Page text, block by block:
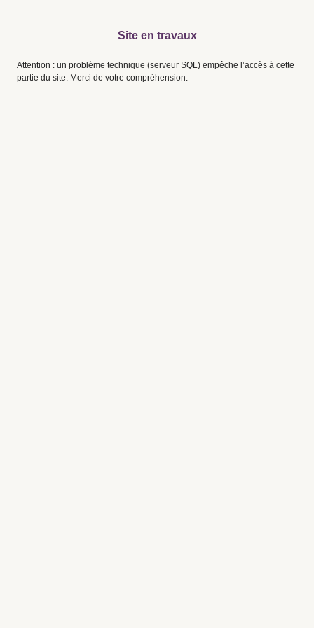
Site en travaux
Attention : un problème technique (serveur SQL) empêche l’accès à cette
partie du site. Merci de votre compréhension.